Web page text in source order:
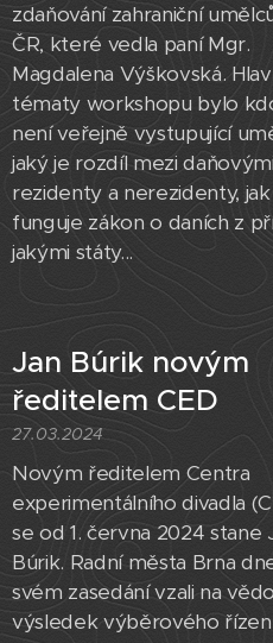
zdaňování zahraniční
ČR, které vedla paní Mgr.
Magdalena Výškovská.
tématy workshopu bylo
není veřejně vystupující
jaký je rozdíl mezi daňovými
rezidenty a nerezidenty, jak
funguje zákon o daních z
jakými státy...
Jan Búrik novým
ředitelem CED
27.03.2024
Novým ředitelem Centra
experimentálního divadla
se od 1. června 2024 stane
Búrik. Radní města Brna
svém zasedání vzali na
výsledek výběrového